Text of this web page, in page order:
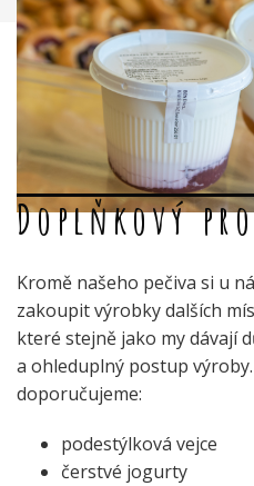
Doplňkový
Kromě našeho pečiva si u
zakoupit výrobky dalších
které stejně jako my dávají
a ohleduplný postup
doporučujeme:
podestýlková vejce
čerstvé jogurty